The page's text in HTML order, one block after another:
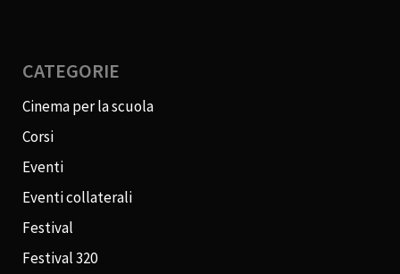
CATEGORIE
Cinema per la scuola
Corsi
Eventi
Eventi collaterali
Festival
Festival 320